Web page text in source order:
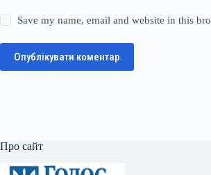
Save my name, email and website in this
Опублікувати коментар
Про сайт